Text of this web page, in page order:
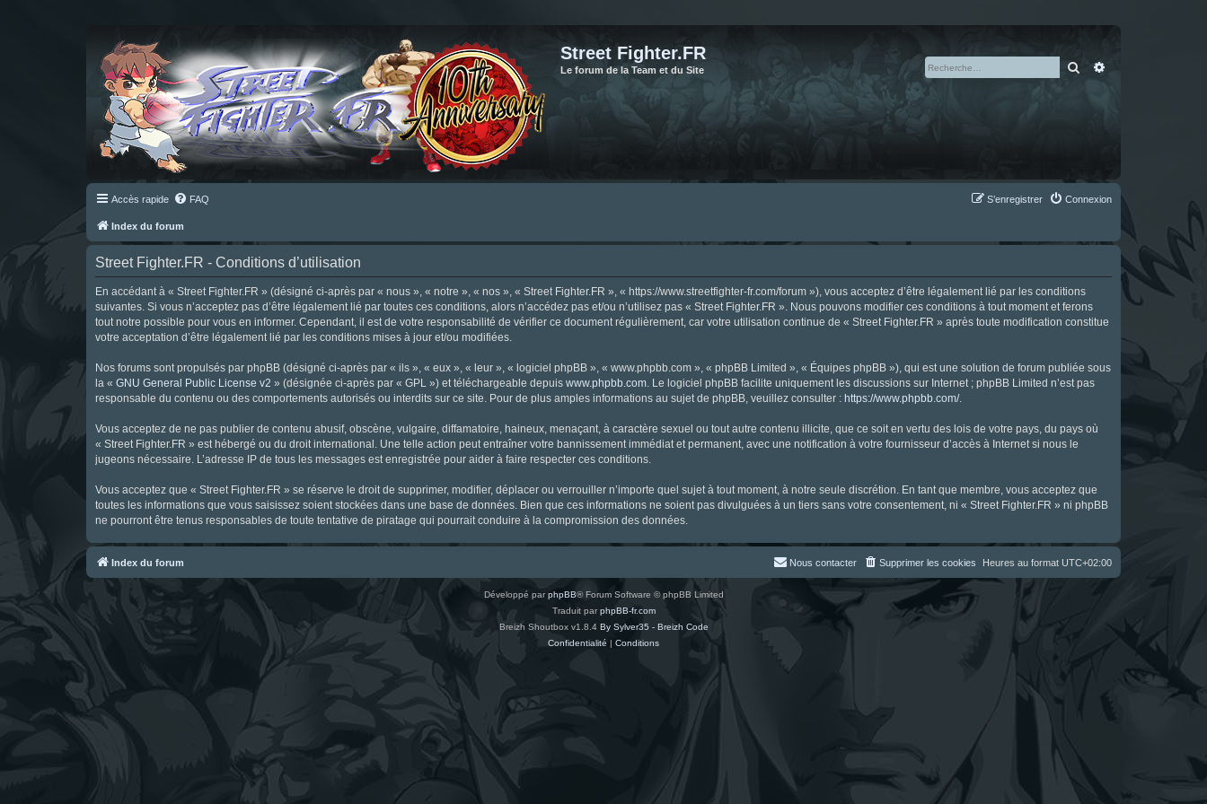
Street Fighter.FR
Le forum de la Team et du Site Rechercher
Accès rapide FAQ Connexion
S’enregistrer
Index du forum
Street Fighter.FR - Conditions d’utilisation
En accédant à « Street Fighter.FR » (désigné ci-après par « nous », « notre », « nos », « Street Fighter.FR », « https://www.streetfighter-fr.com/forum »), vous acceptez d’être légalement lié par les conditions
suivantes. Si vous n’acceptez pas d’être légalement lié par toutes ces conditions, alors n’accédez pas et/ou n’utilisez pas « Street Fighter.FR ». Nous pouvons modifier ces conditions à tout moment et ferons
tout notre possible pour vous en informer. Cependant, il est de votre responsabilité de vérifier ce document régulièrement, car votre utilisation continue de « Street Fighter.FR » après toute modification constitue
votre acceptation d’être légalement lié par les conditions mises à jour et/ou modifiées.
Nos forums sont propulsés par phpBB (désigné ci-après par « ils », « eux », « leur », « logiciel phpBB », « www.phpbb.com », « phpBB Limited », « Équipes phpBB »), qui est une solution de forum publiée sous
la « GNU General Public License v2 » (désignée ci-après par « GPL ») et téléchargeable depuis www.phpbb.com. Le logiciel phpBB facilite uniquement les discussions sur Internet ; phpBB Limited n’est pas
responsable du contenu ou des comportements autorisés ou interdits sur ce site. Pour de plus amples informations au sujet de phpBB, veuillez consulter : https://www.phpbb.com/.
Vous acceptez de ne pas publier de contenu abusif, obscène, vulgaire, diffamatoire, haineux, menaçant, à caractère sexuel ou tout autre contenu illicite, que ce soit en vertu des lois de votre pays, du pays où
« Street Fighter.FR » est hébergé ou du droit international. Une telle action peut entraîner votre bannissement immédiat et permanent, avec une notification à votre fournisseur d’accès à Internet si nous le
jugeons nécessaire. L’adresse IP de tous les messages est enregistrée pour aider à faire respecter ces conditions.
Vous acceptez que « Street Fighter.FR » se réserve le droit de supprimer, modifier, déplacer ou verrouiller n’importe quel sujet à tout moment, à notre seule discrétion. En tant que membre, vous acceptez que
toutes les informations que vous saisissez soient stockées dans une base de données. Bien que ces informations ne soient pas divulguées à un tiers sans votre consentement, ni « Street Fighter.FR » ni phpBB
ne pourront être tenus responsables de toute tentative de piratage qui pourrait conduire à la compromission des données.
Index du forum Heures au format UTC+02:00
Supprimer les cookies
Nous contacter
Développé parphpBB® Forum Software © phpBB Limited
Traduit par phpBB-fr.com
Breizh Shoutbox v1.8.4 By Sylver35 - Breizh Code
Confidentialité | Conditions